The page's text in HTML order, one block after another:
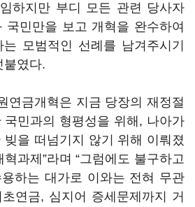
하지만 부디 모든 관련 당사자
국민만을 보고 개혁을 완수하여
모범적인 선례를 남겨주시기
붙였다.
연금개혁은 지금 당장의 재정절
국민과의 형평성을 위해, 나아가
을 떠넘기지 않기 위해 이뤄졌
과제”라며 “그럼에도 불구하고
하는 대가로 이와는 전혀 무관
연금, 심지어 증세문제까지 거